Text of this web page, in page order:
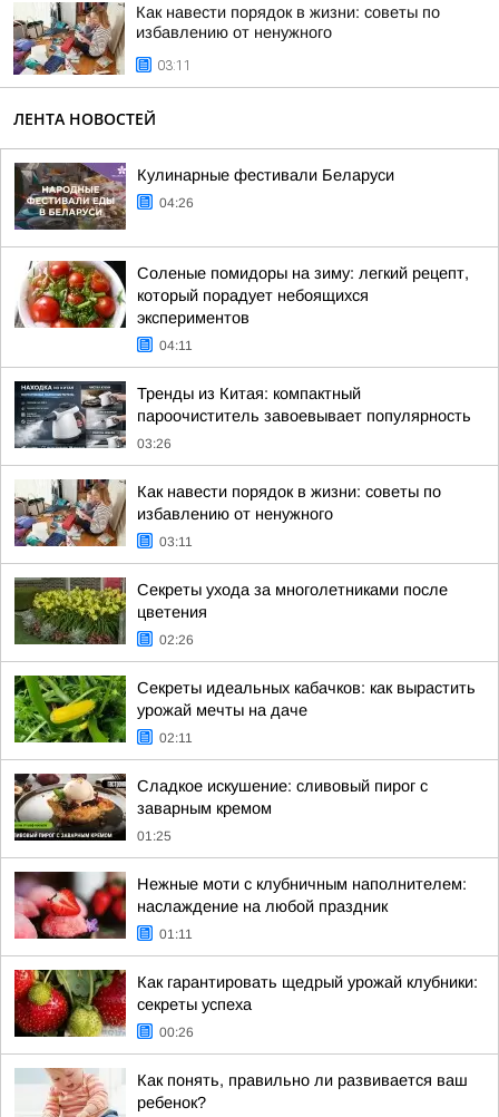
Как навести порядок в жизни: советы по
избавлению от ненужного
03:11
ЛЕНТА НОВОСТЕЙ
Кулинарные фестивали Беларуси
04:26
Соленые помидоры на зиму: легкий рецепт,
который порадует небоящихся
экспериментов
04:11
Тренды из Китая: компактный
пароочиститель завоевывает популярность
03:26
Как навести порядок в жизни: советы по
избавлению от ненужного
03:11
Секреты ухода за многолетниками после
цветения
02:26
Секреты идеальных кабачков: как вырастить
урожай мечты на даче
02:11
Сладкое искушение: сливовый пирог с
заварным кремом
01:25
Нежные моти с клубничным наполнителем:
наслаждение на любой праздник
01:11
Как гарантировать щедрый урожай клубники:
секреты успеха
00:26
Как понять, правильно ли развивается ваш
ребенок?